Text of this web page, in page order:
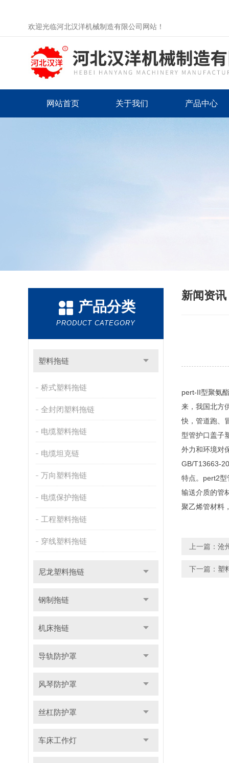
欢迎光临河北汉洋机械制造有限公司网站！
网站首页 关于我们 产品中心
产品分类
PRODUCT CATEGORY
塑料拖链
桥式塑料拖链
全封闭塑料拖链
电缆塑料拖链
电缆坦克链
万向塑料拖链
电缆保护拖链
工程塑料拖链
穿线塑料拖链
尼龙塑料拖链
钢制拖链
机床拖链
导轨防护罩
风琴防护罩
丝杠防护罩
车床工作灯
新闻资讯
pert-II型聚氨
来，我国北方
快，管道跑、
型管护口盖子
外力和环境对
GB/T13663-
特点。 pert2型
输送介质的管
聚乙烯管材料
上一篇： 沧
下一篇： 塑